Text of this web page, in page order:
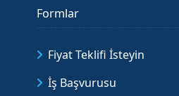
Formlar
Fiyat Teklifi İsteyin
İş Başvurusu